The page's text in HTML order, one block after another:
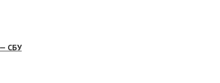
— СБУ